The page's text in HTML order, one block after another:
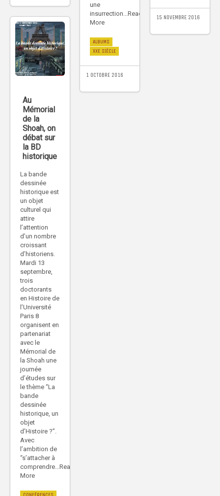
15 NOVEMBRE 2016
une
insurrection...Read
More
ALBUMS
XXE SIÈCLE
1 OCTOBRE 2016
Au
Mémorial
de la
Shoah, on
débat sur
la BD
historique
La bande
dessinée
historique est
un objet
culturel qui
attire
l’attention
d’un nombre
croissant
d’historiens.
Mardi 13
septembre,
trois
doctorants
en Histoire de
l’Université
Paris 8
organisent en
partenariat
avec le
Mémorial de
la Shoah une
journée
d’études sur
le thème “La
bande
dessinée
historique, un
objet
d’Histoire ?”.
Avec
l’ambition de
“s’attacher à
comprendre...Read
More
CONFÉRENCES